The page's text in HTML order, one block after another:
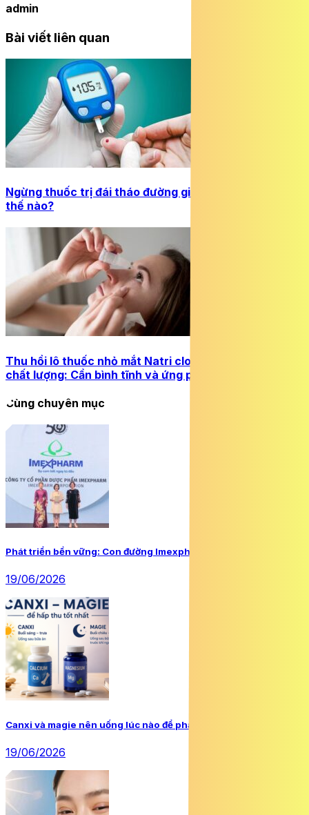
admin
Bài viết liên quan
Ngừng thuốc trị đái tháo đường giữa chừng nguy hiểm
thế nào?
Thu hồi lô thuốc nhỏ mắt Natri clorid 0,9% không đạt
chất lượng: Cần bình tĩnh và ứng phó phù hợp
Cùng chuyên mục
Phát triển bền vững: Con đường Imexpharm đã chọn
19/06/2026
Canxi và magie nên uống lúc nào để phát huy tối đa hiệu quả?
19/06/2026